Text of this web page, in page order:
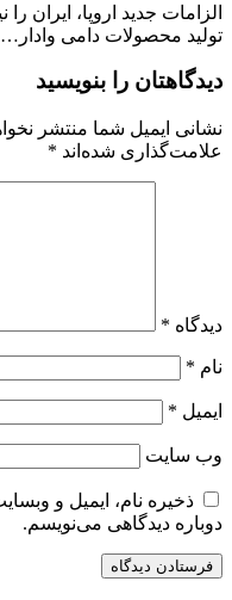
الزامات جدید اروپا، ایران
تولید محصولات دامی وادار…
دیدگاهتان را بنویسید
نشانی ایمیل شما منتشر
علامت‌گذاری شده‌اند *
دیدگاه *
نام *
ایمیل *
وب‌ سایت
ذخیره نام، ایمیل و
دوباره دیدگاهی می‌نویسم.